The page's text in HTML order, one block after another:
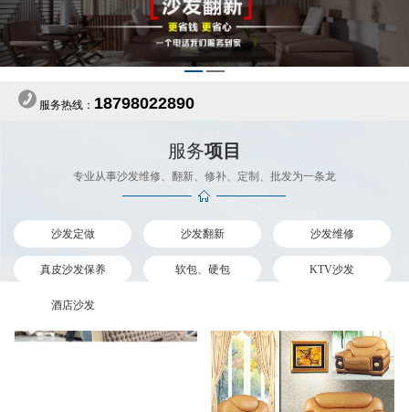
服务热线： 18798022890
服务项目
专业从事沙发维修、翻新、修补、定制、批发为一条龙
沙发定做 沙发翻新 沙发维修
真皮沙发保养 软包、硬包 KTV沙发
酒店沙发